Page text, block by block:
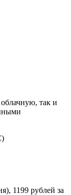
так и
1199 рублей за